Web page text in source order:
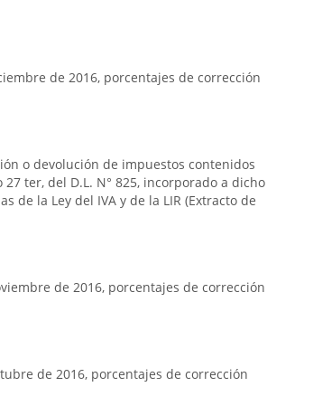
de 2016, porcentajes de corrección
o devolución de impuestos contenidos
ter, del D.L. N° 825, incorporado a dicho
de la Ley del IVA y de la LIR (Extracto de
de 2016, porcentajes de corrección
de 2016, porcentajes de corrección